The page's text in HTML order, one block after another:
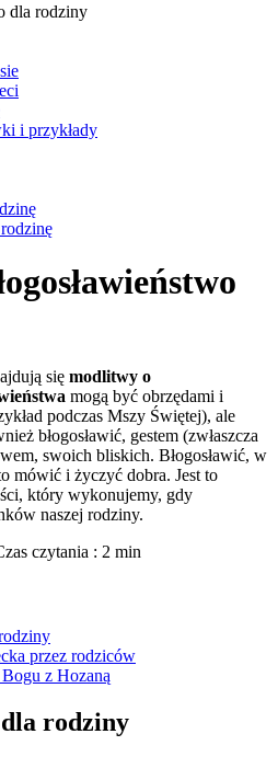
dla rodziny
i przykłady
się modlitwy o
mogą być obrzędami i
podczas Mszy Świętej), ale
błogosławić, gestem (zwłaszcza
swoich bliskich. Błogosławić, w
mówić i życzyć dobra. Jest to
który wykonujemy, gdy
naszej rodziny.
czytania : 2 min
przez rodziców
z Hozaną
dla rodziny